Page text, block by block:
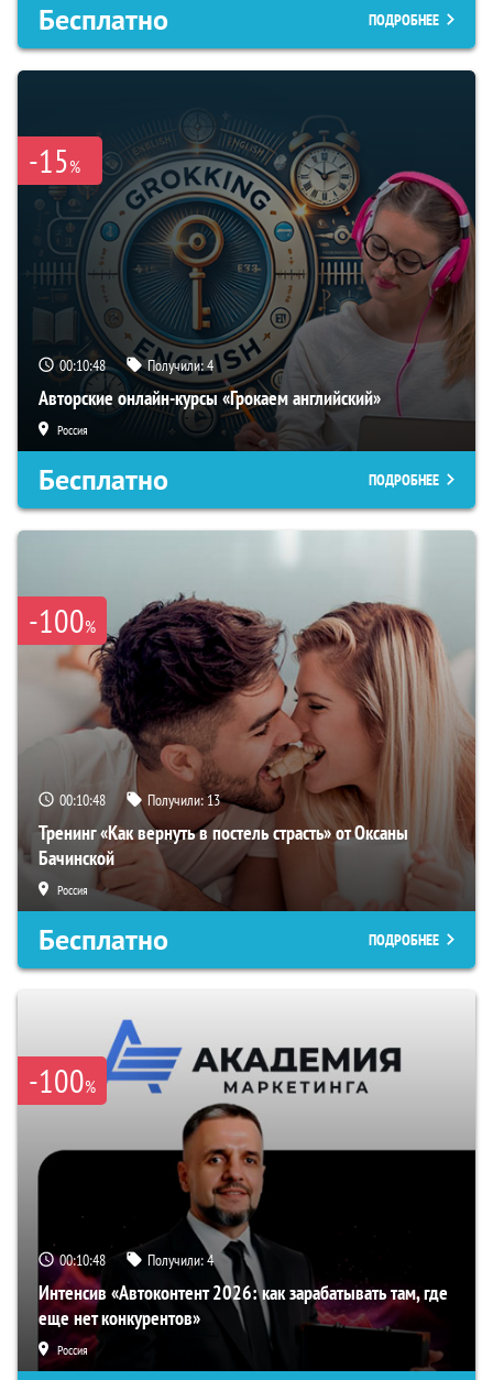
Бесплатно ПОДРОБНЕЕ
-15%
00:10:47 Получили:4
Авторские онлайн-курсы «Грокаем английский»
Россия
Бесплатно ПОДРОБНЕЕ
-100%
00:10:47 Получили:13
Тренинг «Как вернуть в постель страсть» от Оксаны
Бачинской
Россия
Бесплатно ПОДРОБНЕЕ
-100%
00:10:47 Получили:4
Интенсив «Автоконтент 2026: как зарабатывать там, где
еще нет конкурентов»
Россия